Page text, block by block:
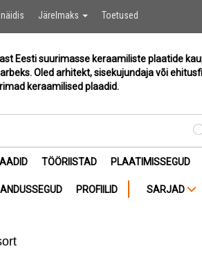
Järelmaks Toetused
Eesti suurimasse keraamiliste plaatide
Oled arhitekt, sisekujundaja või
keraamilised plaadid.
TÖÖRIISTAD PLAATIMISSEGUD
PROFIILID SARJAD